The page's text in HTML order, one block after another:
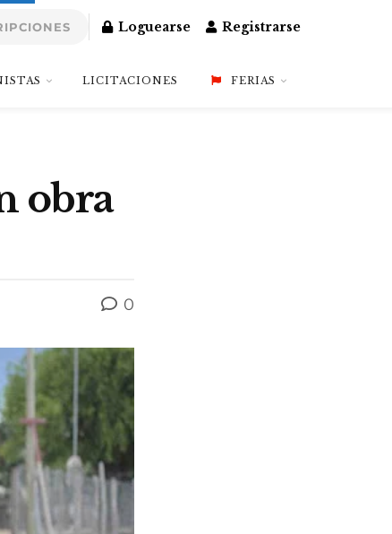
Loguearse Registrarse
LICITACIONES FERIAS
obra
0